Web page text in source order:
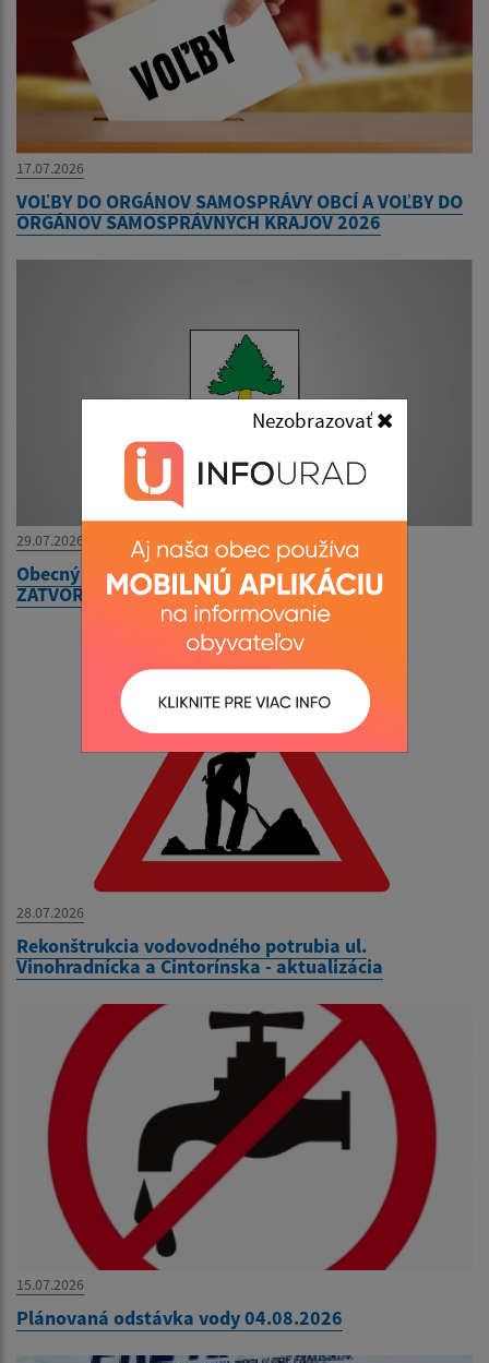
17.07.2026
VOĽBY DO ORGÁNOV SAMOSPRÁVY OBCÍ A VOĽBY DO
ORGÁNOV SAMOSPRÁVNYCH KRAJOV 2026
29.07.2026
Obecný úrad bude v utorok 04. augusta 2026
ZATVORENÝ
28.07.2026
Rekonštrukcia vodovodného potrubia ul.
Vinohradnícka a Cintorínska - aktualizácia
15.07.2026
Plánovaná odstávka vody 04.08.2026
Nezobrazovať